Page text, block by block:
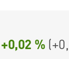
+0,02 % (